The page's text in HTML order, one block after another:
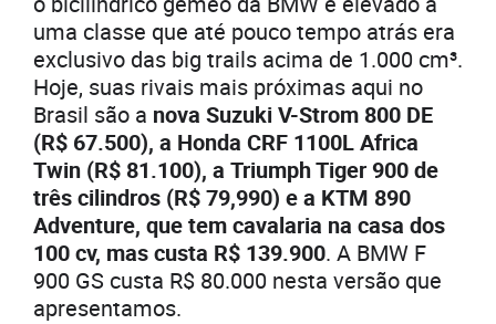
uma classe que até pouco tempo atrás era
exclusivo das big trails acima de 1.000 cm³.
Hoje, suas rivais mais próximas aqui no
Brasil são a nova Suzuki V-Strom 800 DE
(R$ 67.500), a Honda CRF 1100L Africa
Twin (R$ 81.100), a Triumph Tiger 900 de
três cilindros (R$ 79,990) e a KTM 890
Adventure, que tem cavalaria na casa dos
100 cv, mas custa R$ 139.900. A BMW F
900 GS custa R$ 80.000 nesta versão que
apresentamos.